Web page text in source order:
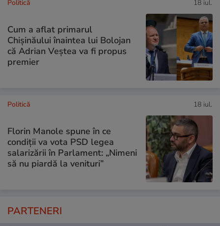
Politică 18 iul.
Cum a aflat primarul
Chișinăului înaintea lui Bolojan
că Adrian Veștea va fi propus
premier
Politică 18 iul.
Florin Manole spune în ce
condiții va vota PSD legea
salarizării în Parlament: „Nimeni
să nu piardă la venituri”
PARTENERI